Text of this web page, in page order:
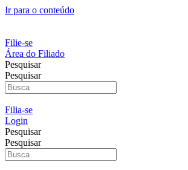
Ir para o conteúdo
Filie-se
Área do Filiado
Pesquisar
Pesquisar
Filia-se
Login
Pesquisar
Pesquisar